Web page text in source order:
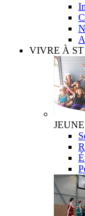
VIVRE À ST